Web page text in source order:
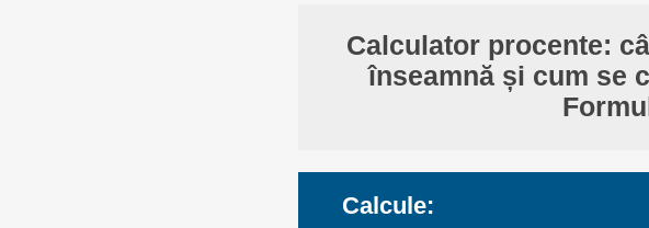
Calculator procente:
înseamnă și cum se
Calcule: